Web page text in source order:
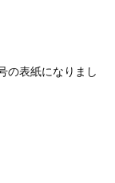
表紙になりまし